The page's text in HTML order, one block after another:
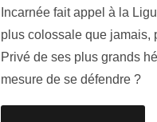
Incarnée fait appel à la
plus colossale que jamais,
Privé de ses plus grands
mesure de se défendre ?